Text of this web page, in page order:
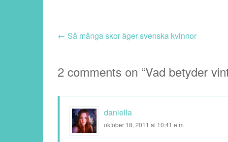
← Så många skor äger svenska kvinnor
2 comments on “Vad betyder
daniella
oktober 18, 2011 at 10:41 e m